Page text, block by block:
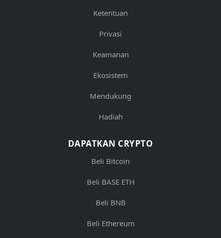
Ketentuan
Privasi
Keamanan
Ekosistem
Mendukung
Hadiah
DAPATKAN CRYPTO
Beli Bitcoin
Beli BASE ETH
Beli BNB
Beli Ethereum